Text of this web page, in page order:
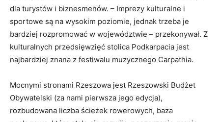
dla turystów i biznesmenów. – Imprezy kulturalne i
sportowe są na wysokim poziomie, jednak trzeba je
bardziej rozpromować w województwie – przekonywał. Z
kulturalnych przedsięwzięć stolica Podkarpacia jest
najbardziej znana z festiwalu muzycznego Carpathia.
Mocnymi stronami Rzeszowa jest Rzeszowski Budżet
Obywatelski (za nami pierwsza jego edycja),
rozbudowana liczba ścieżek rowerowych, baza